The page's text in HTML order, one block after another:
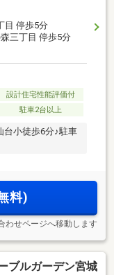
目 停歩5分
三丁目 停歩5分
設計住宅性能評価付
駐車2台以上
台小徒歩6分♪駐車
料)
わせページへ移動します
ブルガーデン宮城